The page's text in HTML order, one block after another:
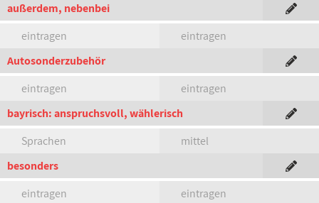
außerdem, nebenbei
eintragen
eintragen
Autosonderzubehör
eintragen
eintragen
bayrisch: anspruchsvoll, wählerisch
Sprachen
mittel
besonders
eintragen
eintragen